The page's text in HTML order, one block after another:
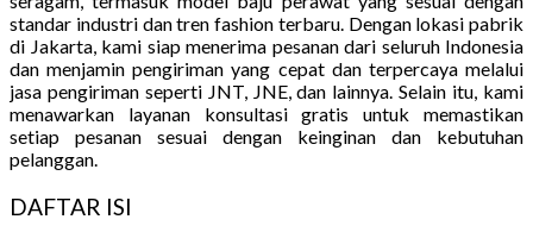
standar industri dan tren fashion terbaru. Dengan lokasi pabrik
di Jakarta, kami siap menerima pesanan dari seluruh Indonesia
dan menjamin pengiriman yang cepat dan terpercaya melalui
jasa pengiriman seperti JNT, JNE, dan lainnya. Selain itu, kami
menawarkan layanan konsultasi gratis untuk memastikan
setiap pesanan sesuai dengan keinginan dan kebutuhan
pelanggan.
DAFTAR ISI